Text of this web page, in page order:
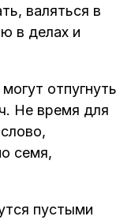
валяться в
в делах и
отпугнуть
Не время для
семя,
пустыми